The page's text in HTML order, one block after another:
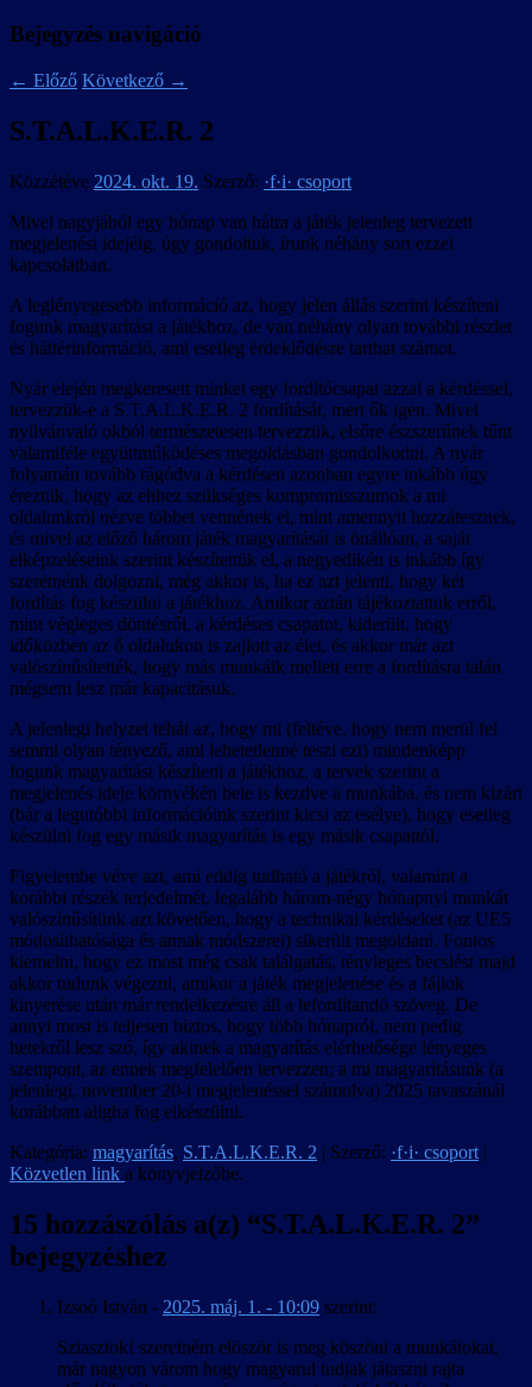
Bejegyzés navigáció
← Előző Következő →
S.T.A.L.K.E.R. 2
Közzétéve 2024. okt. 19. Szerző: ·f·i· csoport
Mivel nagyjából egy hónap van hátra a játék jelenleg tervezett
megjelenési idejéig, úgy gondoltuk, írunk néhány sort ezzel
kapcsolatban.
A leglényegesebb információ az, hogy jelen állás szerint készíteni
fogunk magyarítást a játékhoz, de van néhány olyan további részlet
és háttérinformáció, ami esetleg érdeklődésre tarthat számot.
Nyár elején megkeresett minket egy fordítócsapat azzal a kérdéssel,
tervezzük-e a S.T.A.L.K.E.R. 2 fordítását, mert ők igen. Mivel
nyilvánvaló okból természetesen tervezzük, elsőre észszerűnek tűnt
valamiféle együttműködéses megoldásban gondolkodni. A nyár
folyamán tovább rágódva a kérdésen azonban egyre inkább úgy
éreztük, hogy az ehhez szükséges kompromisszumok a mi
oldalunkról nézve többet vennének el, mint amennyit hozzátesznek,
és mivel az előző három játék magyarítását is önállóan, a saját
elképzeléseink szerint készítettük el, a negyedikén is inkább így
szeretnénk dolgozni, még akkor is, ha ez azt jelenti, hogy két
fordítás fog készülni a játékhoz. Amikor aztán tájékoztattuk erről,
mint végleges döntésről, a kérdéses csapatot, kiderült, hogy
időközben az ő oldalukon is zajlott az élet, és akkor már azt
valószínűsítették, hogy más munkáik mellett erre a fordításra talán
mégsem lesz már kapacitásuk.
A jelenlegi helyzet tehát az, hogy mi (feltéve, hogy nem merül fel
semmi olyan tényező, ami lehetetlenné teszi ezt) mindenképp
fogunk magyarítást készíteni a játékhoz, a tervek szerint a
megjelenés ideje környékén bele is kezdve a munkába, és nem kizárt
(bár a legutóbbi információink szerint kicsi az esélye), hogy esetleg
készülni fog egy másik magyarítás is egy másik csapattól.
Figyelembe véve azt, ami eddig tudható a játékról, valamint a
korábbi részek terjedelmét, legalább három-négy hónapnyi munkát
valószínűsítünk azt követően, hogy a technikai kérdéseket (az UE5
módosíthatósága és annak módszerei) sikerült megoldani. Fontos
kiemelni, hogy ez most még csak találgatás, tényleges becslést majd
akkor tudunk végezni, amikor a játék megjelenése és a fájlok
kinyerése után már rendelkezésre áll a lefordítandó szöveg. De
annyi most is teljesen biztos, hogy több hónapról, nem pedig
hetekről lesz szó, így akinek a magyarítás elérhetősége lényeges
szempont, az ennek megfelelően tervezzen; a mi magyarításunk (a
jelenlegi, november 20-i megjelenéssel számolva) 2025 tavaszánál
korábban aligha fog elkészülni.
Kategória: magyarítás, S.T.A.L.K.E.R. 2 | Szerző: ·f·i· csoport |
Közvetlen link a könyvjelzőbe.
15 hozzászólás a(z) “S.T.A.L.K.E.R. 2”
bejegyzéshez
Izsoó István - 2025. máj. 1. - 10:09 szerint:
Sziasztok! szeretném elöször is meg köszöni a munkátokat,
már nagyon várom hogy magyarul tudjak játaszni rajta